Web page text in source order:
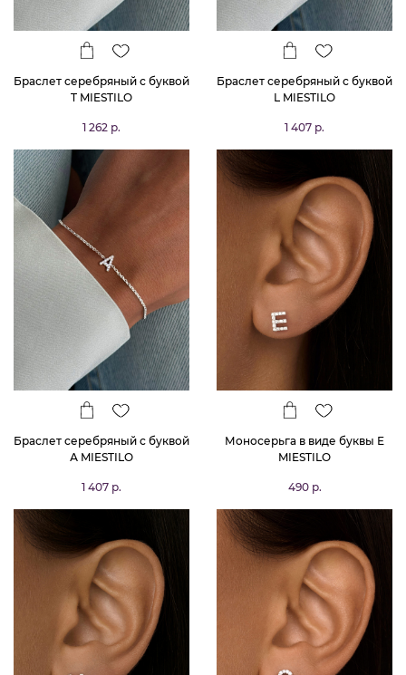
Браслет серебряный с буквой
T MIESTILO
1 262 р.
Браслет серебряный с буквой
L MIESTILO
1 407 р.
Браслет серебряный с буквой
А MIESTILO
1 407 р.
Моносерьга в виде буквы Е
MIESTILO
490 р.